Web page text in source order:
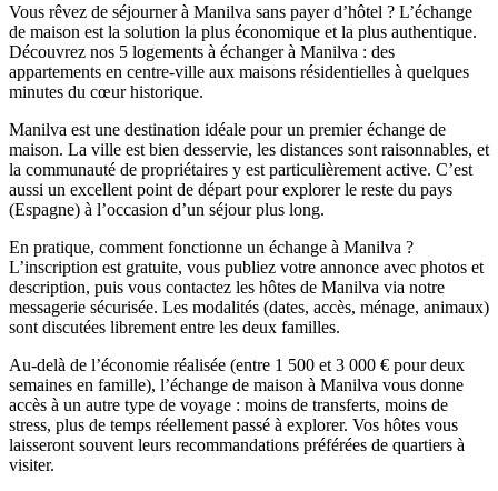
Vous rêvez de séjourner à Manilva sans payer d’hôtel ? L’échange
de maison est la solution la plus économique et la plus authentique.
Découvrez nos 5 logements à échanger à Manilva : des
appartements en centre-ville aux maisons résidentielles à quelques
minutes du cœur historique.
Manilva est une destination idéale pour un premier échange de
maison. La ville est bien desservie, les distances sont raisonnables, et
la communauté de propriétaires y est particulièrement active. C’est
aussi un excellent point de départ pour explorer le reste du pays
(Espagne) à l’occasion d’un séjour plus long.
En pratique, comment fonctionne un échange à Manilva ?
L’inscription est gratuite, vous publiez votre annonce avec photos et
description, puis vous contactez les hôtes de Manilva via notre
messagerie sécurisée. Les modalités (dates, accès, ménage, animaux)
sont discutées librement entre les deux familles.
Au-delà de l’économie réalisée (entre 1 500 et 3 000 € pour deux
semaines en famille), l’échange de maison à Manilva vous donne
accès à un autre type de voyage : moins de transferts, moins de
stress, plus de temps réellement passé à explorer. Vos hôtes vous
laisseront souvent leurs recommandations préférées de quartiers à
visiter.